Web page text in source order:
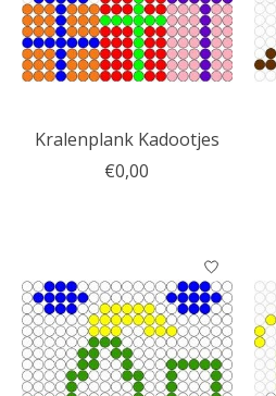
Kralenplank Kadootjes
€0,00